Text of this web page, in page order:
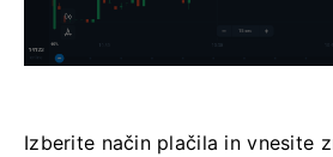
Izberite način plačila in vnesite